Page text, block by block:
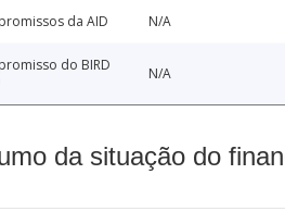
da AID N/A
do BIRD
N/A
da situação do